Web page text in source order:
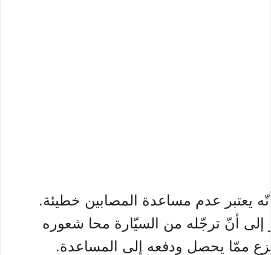
يعتبر عدم مساعدة المصابين خطيئة.
إلى أنّ ترجّله من السيّارة محا شعوره
ممّا يحصل ودفعه إلى المساعدة.